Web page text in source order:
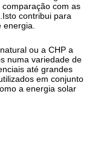
com as
contribui para
energia.
ou a CHP a
numa variedade de
até grandes
em conjunto
a energia solar